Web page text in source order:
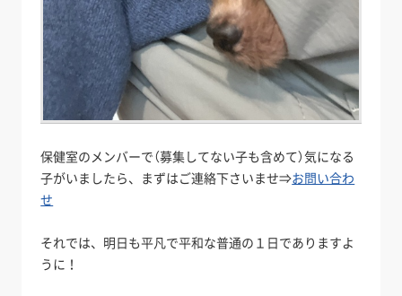
保健室のメンバーで（募集してない子も含めて）気になる
子がいましたら、まずはご連絡下さいませ⇒お問い合わ
せ
それでは、明日も平凡で平和な普通の１日でありますよ
うに！